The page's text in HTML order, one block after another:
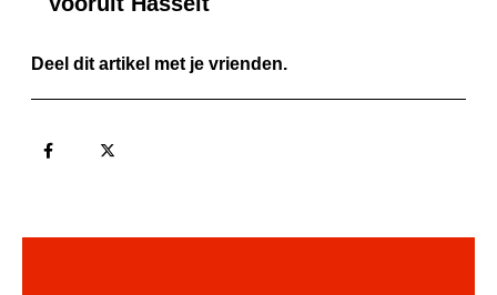
Deel dit artikel met je vrienden.